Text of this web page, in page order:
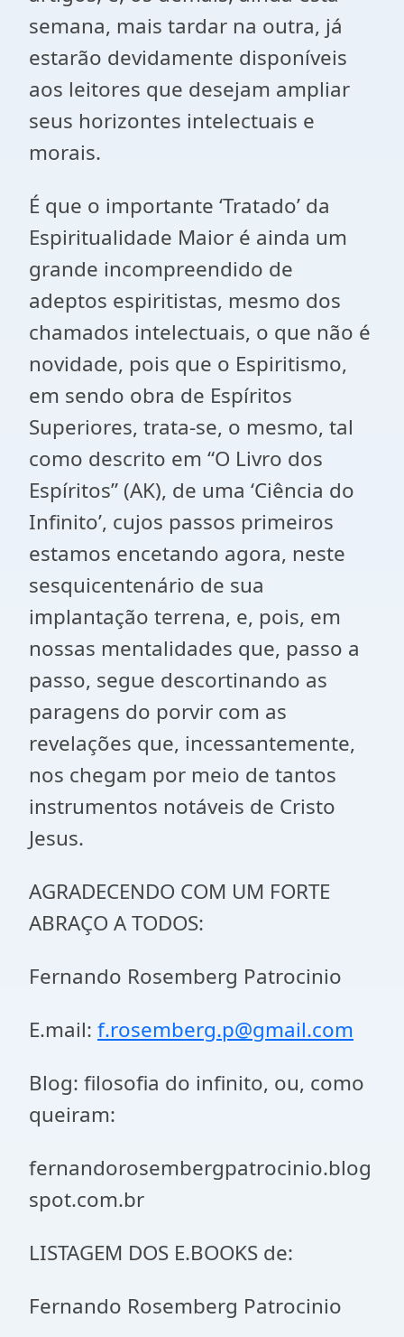
semana, mais tardar na outra, já
estarão devidamente disponíveis
aos leitores que desejam ampliar
seus horizontes intelectuais e
morais.
É que o importante ‘Tratado’ da
Espiritualidade Maior é ainda um
grande incompreendido de
adeptos espiritistas, mesmo dos
chamados intelectuais, o que não é
novidade, pois que o Espiritismo,
em sendo obra de Espíritos
Superiores, trata-se, o mesmo, tal
como descrito em “O Livro dos
Espíritos” (AK), de uma ‘Ciência do
Infinito’, cujos passos primeiros
estamos encetando agora, neste
sesquicentenário de sua
implantação terrena, e, pois, em
nossas mentalidades que, passo a
passo, segue descortinando as
paragens do porvir com as
revelações que, incessantemente,
nos chegam por meio de tantos
instrumentos notáveis de Cristo
Jesus.
AGRADECENDO COM UM FORTE
ABRAÇO A TODOS:
Fernando Rosemberg Patrocinio
E.mail: f.rosemberg.p@gmail.com
Blog: filosofia do infinito, ou, como
queiram:
fernandorosembergpatrocinio.blog
spot.com.br
LISTAGEM DOS E.BOOKS de:
Fernando Rosemberg Patrocinio